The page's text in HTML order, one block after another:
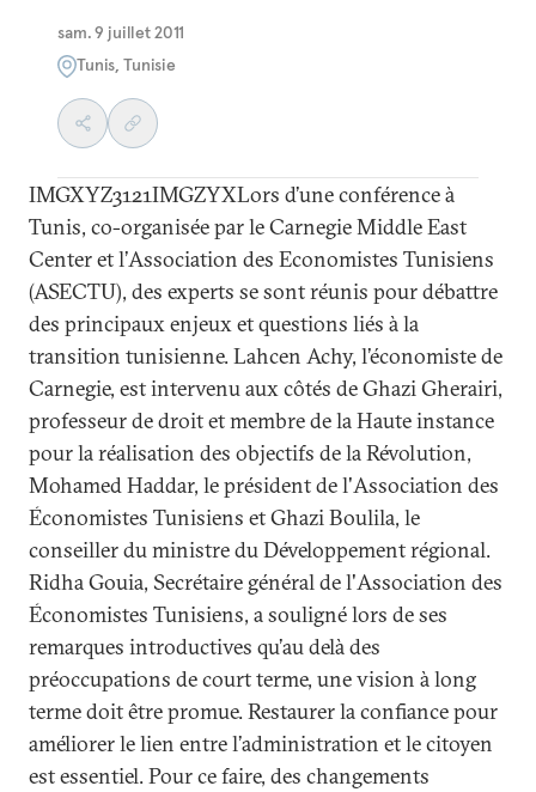
sam. 9 juillet 2011
Tunis, Tunisie
IMGXYZ3121IMGZYXLors d’une conférence à
Tunis, co-organisée par le Carnegie Middle East
Center et l’Association des Economistes Tunisiens
(ASECTU), des experts se sont réunis pour débattre
des principaux enjeux et questions liés à la
transition tunisienne. Lahcen Achy, l’économiste de
Carnegie, est intervenu aux côtés de Ghazi Gherairi,
professeur de droit et membre de la Haute instance
pour la réalisation des objectifs de la Révolution,
Mohamed Haddar, le président de l'Association des
Économistes Tunisiens et Ghazi Boulila, le
conseiller du ministre du Développement régional.
Ridha Gouia, Secrétaire général de l'Association des
Économistes Tunisiens, a souligné lors de ses
remarques introductives qu’au delà des
préoccupations de court terme, une vision à long
terme doit être promue. Restaurer la confiance pour
améliorer le lien entre l’administration et le citoyen
est essentiel. Pour ce faire, des changements